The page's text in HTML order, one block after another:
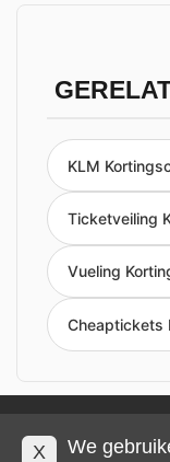
KLM
Ticketveiling
Vueling
Cheaptickets
Privacy en cookies
X
We